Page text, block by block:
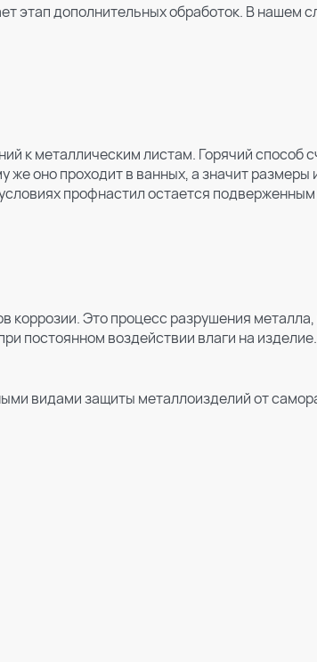
этап дополнительных обработок. В нашем
к металлическим листам. Горячий способ
же оно проходит в ванных, а значит
профнастил остается
коррозии. Это процесс разрушения
постоянном воздействии влаги на
видами защиты металлоизделий от